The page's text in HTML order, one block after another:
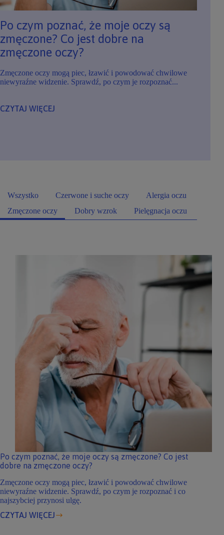
Po czym poznać, że moje oczy są
zmęczone? Co jest dobre na
zmęczone oczy?
Zmęczone oczy mogą piec, łzawić i powodować chwilowe
niewyraźne widzenie. Sprawdź, po czym je rozpoznać...
CZYTAJ WIĘCEJ
Wszystko Czerwone i suche oczy
Alergia oczu
Zmęczone oczy
Dobry wzrok Pielęgnacja oczu
Po czym poznać, że moje oczy są zmęczone? Co jest
dobre na zmęczone oczy?
Zmęczone oczy mogą piec, łzawić i powodować chwilowe
niewyraźne widzenie. Sprawdź, po czym je rozpoznać i co
najszybciej przynosi ulgę.
CZYTAJ WIĘCEJ
Po